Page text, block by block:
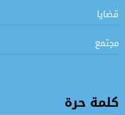
قضايا
مجتمع
كلمة حرة